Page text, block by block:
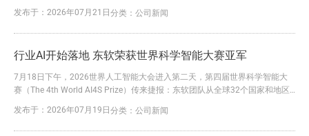
去，导航是导航。 今天，导航是AI赋能下的出行解决方案。 中国汽车出海，
正在从输出产品，升级为输出智能能力。而东软，正成为这场全球智能化浪潮
发布于：2026年07月21日 分类： 公司新闻
行业AI开始落地 东软荣获世界科学智能大赛亚军
7月18日下午，2026世界人工智能大会进入第二天，第四届世界科学智能大
赛（The 4th World AI4S Prize）传来捷报：东软团队从全球32个国家和地区
名（2/6342）。 在全球顶尖高校、科研机构与科技企业同台竞技的世界级舞
台上，东软凭借算法创新、模型精度、计算效率与工程化能力赢得认可。这不
发布于：2026年07月19日 分类： 公司新闻